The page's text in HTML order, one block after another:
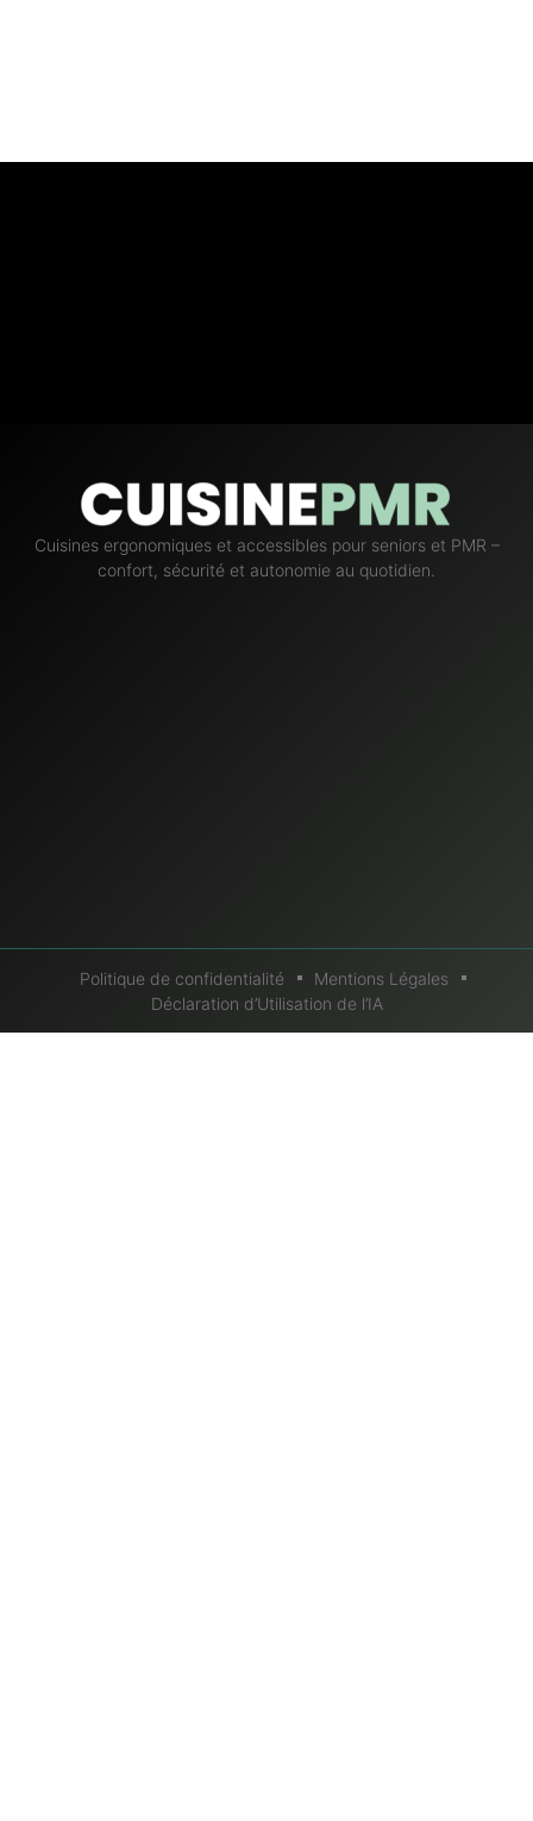
Cuisines ergonomiques et accessibles pour seniors et PMR –
confort, sécurité et autonomie au quotidien.
Politique de confidentialité
Mentions Légales
Déclaration d’Utilisation de l’IA